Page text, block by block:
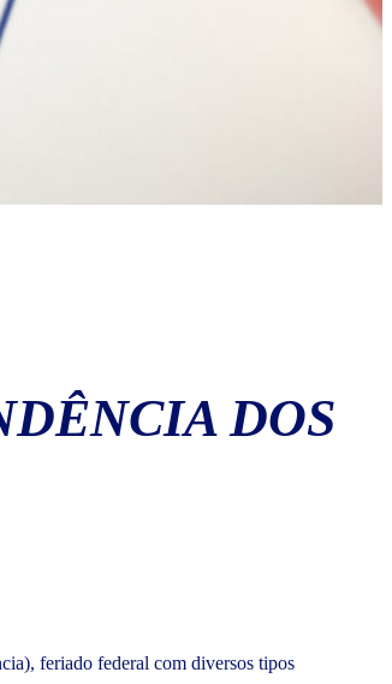
DOS
feriado federal com diversos tipos